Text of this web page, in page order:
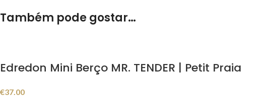
Também pode gostar…
Edredon Mini Berço MR. TENDER | Petit Praia
€37.00